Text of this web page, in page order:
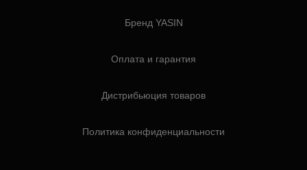
Бренд YASIN
Оплата и гарантия
Дистрибьюция товаров
Политика конфиденциальности